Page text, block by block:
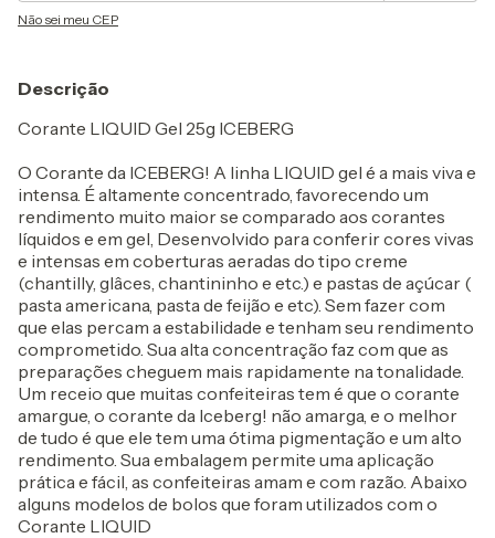
Não sei meu CEP
Descrição
Corante LIQUID Gel 25g ICEBERG
O Corante da ICEBERG! A linha LIQUID gel é a mais viva e
intensa. É altamente concentrado, favorecendo um
rendimento muito maior se comparado aos corantes
líquidos e em gel, Desenvolvido para conferir cores vivas
e intensas em coberturas aeradas do tipo creme
(chantilly, glâces, chantininho e etc.) e pastas de açúcar (
pasta americana, pasta de feijão e etc). Sem fazer com
que elas percam a estabilidade e tenham seu rendimento
comprometido. Sua alta concentração faz com que as
preparações cheguem mais rapidamente na tonalidade.
Um receio que muitas confeiteiras tem é que o corante
amargue, o corante da Iceberg! não amarga, e o melhor
de tudo é que ele tem uma ótima pigmentação e um alto
rendimento. Sua embalagem permite uma aplicação
prática e fácil, as confeiteiras amam e com razão. Abaixo
alguns modelos de bolos que foram utilizados com o
Corante LIQUID